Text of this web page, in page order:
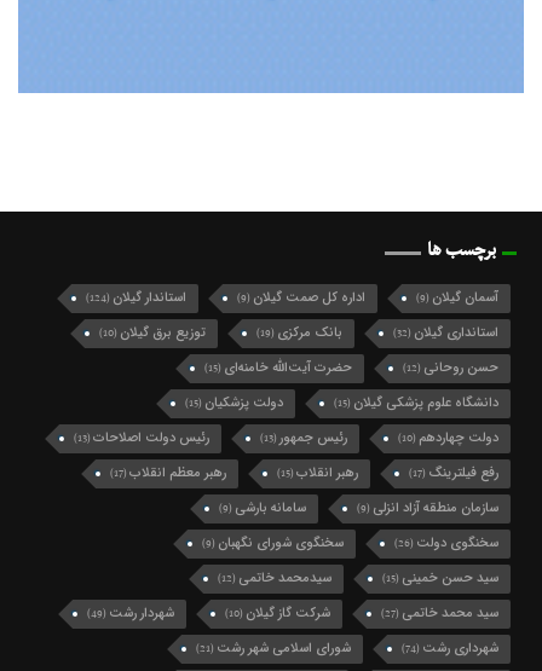
برچسب ها
آسمان گیلان (9) اداره کل صمت گیلان (9) استاندار گیلان (124)
استانداری گیلان (32) بانک مرکزی (19) توزیع برق گیلان (10)
حسن روحانی (12) حضرت آیت‌الله خامنه‌ای (15)
دانشگاه علوم پزشکی گیلان (15) دولت پزشکیان (15)
دولت چهاردهم (10) رئیس جمهور(13) رئیس دولت اصلاحات(13)
رفع فیلترینگ (17) رهبر انقلاب(15) رهبر معظم انقلاب(17)
سازمان منطقه آزاد انزلی (9) سامانه بارشی (9)
سخنگوی دولت (26) سخنگوی شورای نگهبان (9)
سید حسن خمینی (15) سیدمحمد خاتمی (12)
سید محمد خاتمی (27) شرکت گاز گیلان (10) شهردار رشت (49)
شهرداری رشت (74) شورای اسلامی شهر رشت (21)